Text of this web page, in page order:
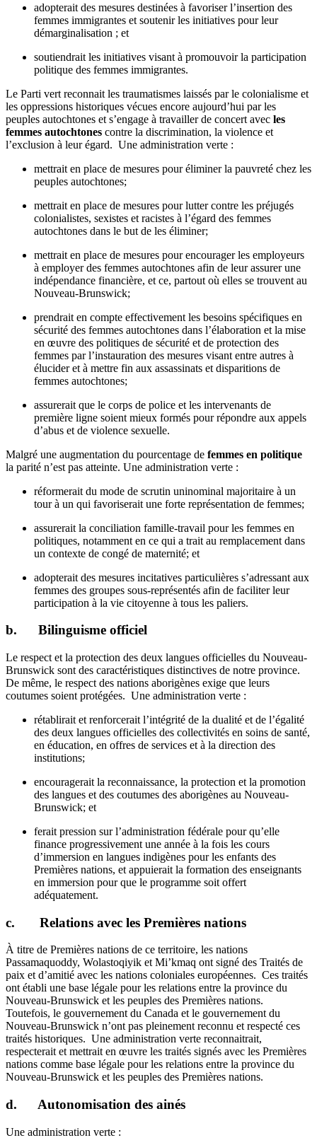
adopterait des mesures destinées à favoriser l’insertion des
femmes immigrantes et soutenir les initiatives pour leur
démarginalisation ; et
soutiendrait les initiatives visant à promouvoir la participation
politique des femmes immigrantes.
Le Parti vert reconnait les traumatismes laissés par le colonialisme et
les oppressions historiques vécues encore aujourd’hui par les
peuples autochtones et s’engage à travailler de concert avec les
femmes autochtones contre la discrimination, la violence et
l’exclusion à leur égard. Une administration verte :
mettrait en place de mesures pour éliminer la pauvreté chez les
peuples autochtones;
mettrait en place de mesures pour lutter contre les préjugés
colonialistes, sexistes et racistes à l’égard des femmes
autochtones dans le but de les éliminer;
mettrait en place de mesures pour encourager les employeurs
à employer des femmes autochtones afin de leur assurer une
indépendance financière, et ce, partout où elles se trouvent au
Nouveau-Brunswick;
prendrait en compte effectivement les besoins spécifiques en
sécurité des femmes autochtones dans l’élaboration et la mise
en œuvre des politiques de sécurité et de protection des
femmes par l’instauration des mesures visant entre autres à
élucider et à mettre fin aux assassinats et disparitions de
femmes autochtones;
assurerait que le corps de police et les intervenants de
première ligne soient mieux formés pour répondre aux appels
d’abus et de violence sexuelle.
Malgré une augmentation du pourcentage de femmes en politique
la parité n’est pas atteinte. Une administration verte :
réformerait du mode de scrutin uninominal majoritaire à un
tour à un qui favoriserait une forte représentation de femmes;
assurerait la conciliation famille-travail pour les femmes en
politiques, notamment en ce qui a trait au remplacement dans
un contexte de congé de maternité; et
adopterait des mesures incitatives particulières s’adressant aux
femmes des groupes sous-représentés afin de faciliter leur
participation à la vie citoyenne à tous les paliers.
b. Bilinguisme officiel
Le respect et la protection des deux langues officielles du Nouveau-
Brunswick sont des caractéristiques distinctives de notre province.
De même, le respect des nations aborigènes exige que leurs
coutumes soient protégées. Une administration verte :
rétablirait et renforcerait l’intégrité de la dualité et de l’égalité
des deux langues officielles des collectivités en soins de santé,
en éducation, en offres de services et à la direction des
institutions;
encouragerait la reconnaissance, la protection et la promotion
des langues et des coutumes des aborigènes au Nouveau-
Brunswick; et
ferait pression sur l’administration fédérale pour qu’elle
finance progressivement une année à la fois les cours
d’immersion en langues indigènes pour les enfants des
Premières nations, et appuierait la formation des enseignants
en immersion pour que le programme soit offert
adéquatement.
c. Relations avec les Premières nations
À titre de Premières nations de ce territoire, les nations
Passamaquoddy, Wolastoqiyik et Mi’kmaq ont signé des Traités de
paix et d’amitié avec les nations coloniales européennes. Ces traités
ont établi une base légale pour les relations entre la province du
Nouveau-Brunswick et les peuples des Premières nations.
Toutefois, le gouvernement du Canada et le gouvernement du
Nouveau-Brunswick n’ont pas pleinement reconnu et respecté ces
traités historiques. Une administration verte reconnaitrait,
respecterait et mettrait en œuvre les traités signés avec les Premières
nations comme base légale pour les relations entre la province du
Nouveau-Brunswick et les peuples des Premières nations.
d. Autonomisation des ainés
Une administration verte :